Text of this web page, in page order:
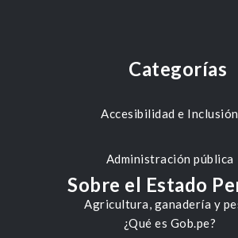
Categorías
Accesibilidad e Inclusión
Administración pública
Agricultura, ganadería y
Sobre el Estado
¿Qué es Gob.pe?